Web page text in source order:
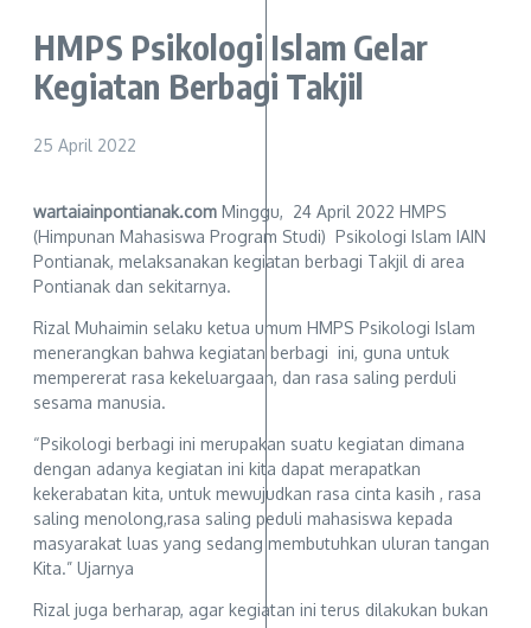
HMPS Psikologi Islam Gelar
Kegiatan Berbagi Takjil
25 April 2022
wartaiainpontianak.com Minggu, 24 April 2022 HMPS
(Himpunan Mahasiswa Program Studi) Psikologi Islam IAIN
Pontianak, melaksanakan kegiatan berbagi Takjil di area
Pontianak dan sekitarnya.
Rizal Muhaimin selaku ketua umum HMPS Psikologi Islam
menerangkan bahwa kegiatan berbagi ini, guna untuk
mempererat rasa kekeluargaan, dan rasa saling perduli
sesama manusia.
“Psikologi berbagi ini merupakan suatu kegiatan dimana
dengan adanya kegiatan ini kita dapat merapatkan
kekerabatan kita, untuk mewujudkan rasa cinta kasih , rasa
saling menolong,rasa saling peduli mahasiswa kepada
masyarakat luas yang sedang membutuhkan uluran tangan
Kita.” Ujarnya
Rizal juga berharap, agar kegiatan ini terus dilakukan bukan